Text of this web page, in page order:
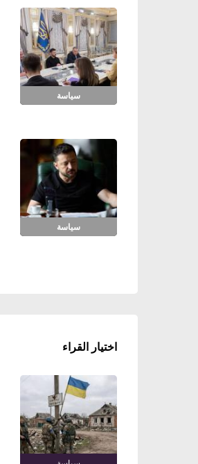
سياسة
سياسة
اختيار القراء